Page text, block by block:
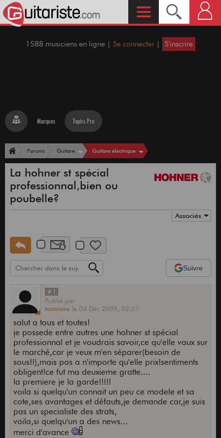
1588 musiciens en ligne | Se connecter | S'inscrire
Marques Topics Pro
Forums Guitare Guitare électrique
La hohner st spécial
professionnal,bien ou
poubelle?
Associés
Suivre
#1
Publié par
tomcore le 03 Déc 2009, 02:27
salut a tous et toutes!
je possede entre autres une hohner st spécial
professionnal et je voudrais savoir,ce qu'elle vaux sur
le marché,car je veux m'en séparer(besoin de
sous!!),mais pas a n'importe qu'elle prix!sentiments
obligent!ce fut ma deuxieme gratte....
la premiere je la garde!!!!!
voila si quelqu'un connait un peu ce modele et sa
cote,ses avantages et défauts,je demande car,je suis
pas un specialiste des strats,
voila,si quelqu'un a des news...
merci d'avance